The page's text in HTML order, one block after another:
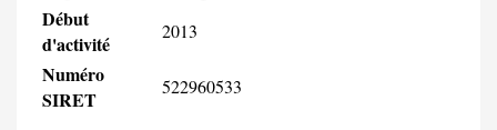
Début
d'activité
2013
Numéro
SIRET
522960533